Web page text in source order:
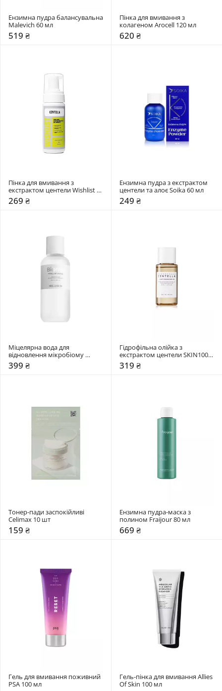
Ензимна пудра балансувальна
Malevich 60 мл
519 ₴
Пінка для вмивання з
колагеном Arocell 120 мл
620 ₴
Пінка для вмивання з
екстрактом центели Wishlist
150 мл
269 ₴
Ензимна пудра з екстрактом
центели та алоє Soika 60 мл
249 ₴
Міцелярна вода для
відновлення мікробіому
Hollyskin 400 мл
399 ₴
Гідрофільна олійка з
екстрактом центели SKIN1004
30 мл
319 ₴
Тонер-пади заспокійливі
Celimax 10 шт
159 ₴
Ензимна пудра-маска з
полином Fraijour 80 мл
669 ₴
Гель для вмивання поживний
PSA 100 мл
Гель-пінка для вмивання Allies
Of Skin 100 мл